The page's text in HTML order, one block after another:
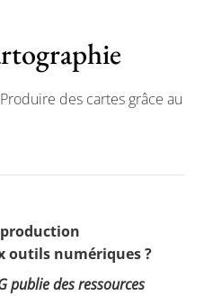
et motions
de l’APHG
actualités
de l’APHG
des cartes grâce au
outils numériques ?
publie des ressources